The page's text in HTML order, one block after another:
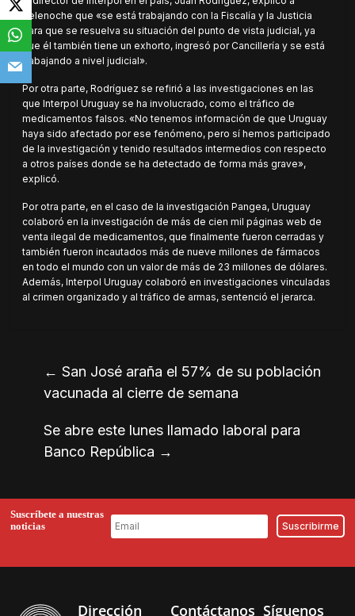
Telenoche que «se está trabajando con la Fiscalía y la Justicia
para que se resuelva su situación del punto de vista judicial, ya
que él también tiene un exhorto, ingresó por Cancillería y se está
trabajando a nivel judicial».
Por otra parte, Rodríguez se refirió a las investigaciones en las
que Interpol Uruguay se ha involucrado, como el tráfico de
medicamentos falsos. «No tenemos información de que Uruguay
haya sido afectado por ese fenómeno, pero sí hemos participado
de la investigación y tenido resultados intermedios con respecto
a otros países donde se ha detectado de forma más grave»,
explicó.
Por otra parte, en el caso de la investigación Pangea, Uruguay
colaboró en la investigación de más de cien mil páginas web de
venta ilegal de medicamentos, que finalmente fueron cerradas y
también fueron incautados más de nueve millones de fármacos
en todo el mundo con un valor de más de 23 millones de dólares.
Además, Interpol Uruguay colaboró en investigaciones vinculadas
al crimen organizado y al tráfico de armas, sentenció el jerarca.
← San José araña el 57% de su población
vacunada al cierre de semana
Se abre este lunes llamado laboral para
Banco República →
Suscríbete a nuestras
noticias
Dirección Contáctanos Síguenos